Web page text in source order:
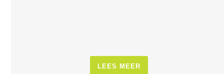
LEES MEER